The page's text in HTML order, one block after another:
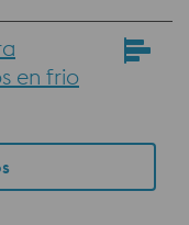
en frio